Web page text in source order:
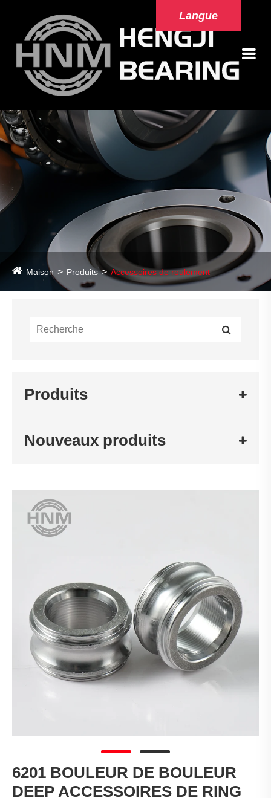
Langue
Maison Produits Accessoires de roulement
Produits
Nouveaux produits
6201 BOULEUR DE BOULEUR
DEEP ACCESSOIRES DE RING